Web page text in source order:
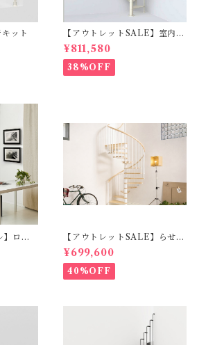
ット
【アウトレットSALE】室内用
らせん階段SLIMスリム_φ130
cm【標準キット/13段上がり2
71～309ｃｍ】
¥811,580
38%OFF
】ロフ
ク
【アウトレットSALE】らせん
階段RING_φ178cm（標準キ
ット）ホワイト＆ライト
¥699,600
40%OFF